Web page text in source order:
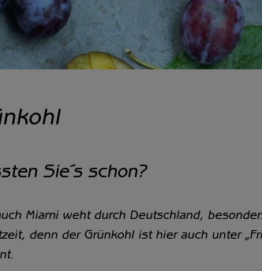
Sie´s schon?
Miami weht durch Deutschland,
denn der Grünkohl ist hier auch unter